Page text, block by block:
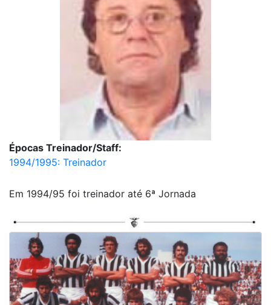
Épocas Treinador/Staff:
1994/1995: Treinador
Em 1994/95 foi treinador até 6ª Jornada